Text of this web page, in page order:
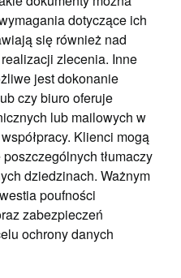
dotyczące ich
się również nad
zlecenia. Inne
jest dokonanie
czy biuro oferuje
lub mailowych w
Klienci mogą
tłumaczy
dziedzinach. Ważnym
poufności
zabezpieczeń
ochrony danych